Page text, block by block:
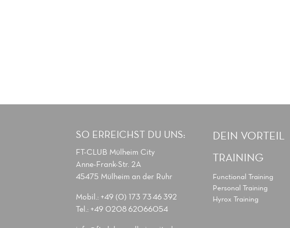
DEIN VORTEIL
TRAINING
Functional Training
Personal Training
Hyrox Training
SO ERREICHST DU UNS:
FT-CLUB Mülheim City
Anne-Frank-Str. 2A
45475 Mülheim an der Ruhr
Mobil.: +49 (0) 173 73 46 392
Tel.: +49 0208 62066054